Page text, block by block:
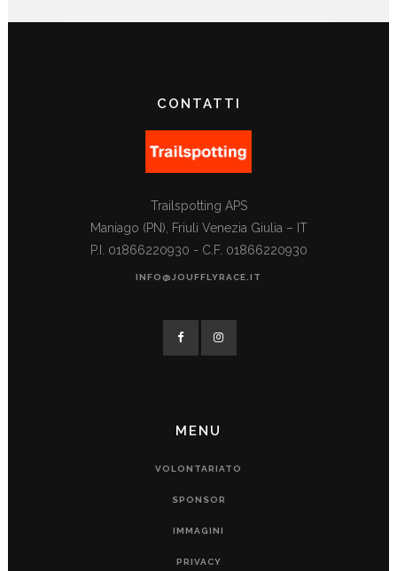
CONTATTI
Trailspotting APS
Maniago (PN), Friuli Venezia Giulia – IT
P.I. 01866220930 - C.F. 01866220930
INFO@JOUFFLYRACE.IT
MENU
VOLONTARIATO
SPONSOR
IMMAGINI
PRIVACY